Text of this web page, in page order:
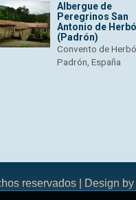
Albergue de
Peregrinos San
Antonio de
(Padrón)
Convento de
Padrón, España
reservados | Design by